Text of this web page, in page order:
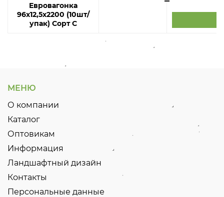
Евровагонка
96х12,5х2200 (10шт/
упак) Сорт С
МЕНЮ
О компании
Каталог
Оптовикам
Информация
Ландшафтный дизайн
Контакты
Персональные данные